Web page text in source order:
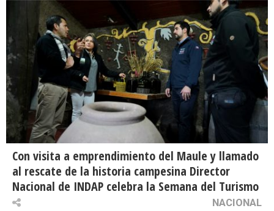
Con visita a emprendimiento del Maule y llamado
al rescate de la historia campesina Director
Nacional de INDAP celebra la Semana del Turismo
NACIONAL